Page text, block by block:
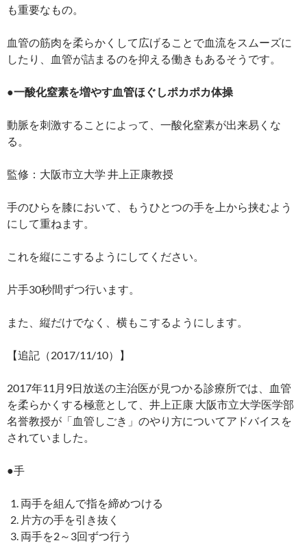
も重要なもの。
血管の筋肉を柔らかくして広げることで血流をスムーズに
したり、血管が詰まるのを抑える働きもあるそうです。
●一酸化窒素を増やす血管ほぐしポカポカ体操
動脈を刺激することによって、一酸化窒素が出来易くな
る。
監修：大阪市立大学 井上正康教授
手のひらを膝において、もうひとつの手を上から挟むよう
にして重ねます。
これを縦にこするようにしてください。
片手30秒間ずつ行います。
また、縦だけでなく、横もこするようにします。
【追記（2017/11/10）】
2017年11月9日放送の主治医が見つかる診療所では、血管
を柔らかくする極意として、井上正康 大阪市立大学医学部
名誉教授が「血管しごき」のやり方についてアドバイスを
されていました。
●手
両手を組んで指を締めつける
片方の手を引き抜く
両手を2～3回ずつ行う